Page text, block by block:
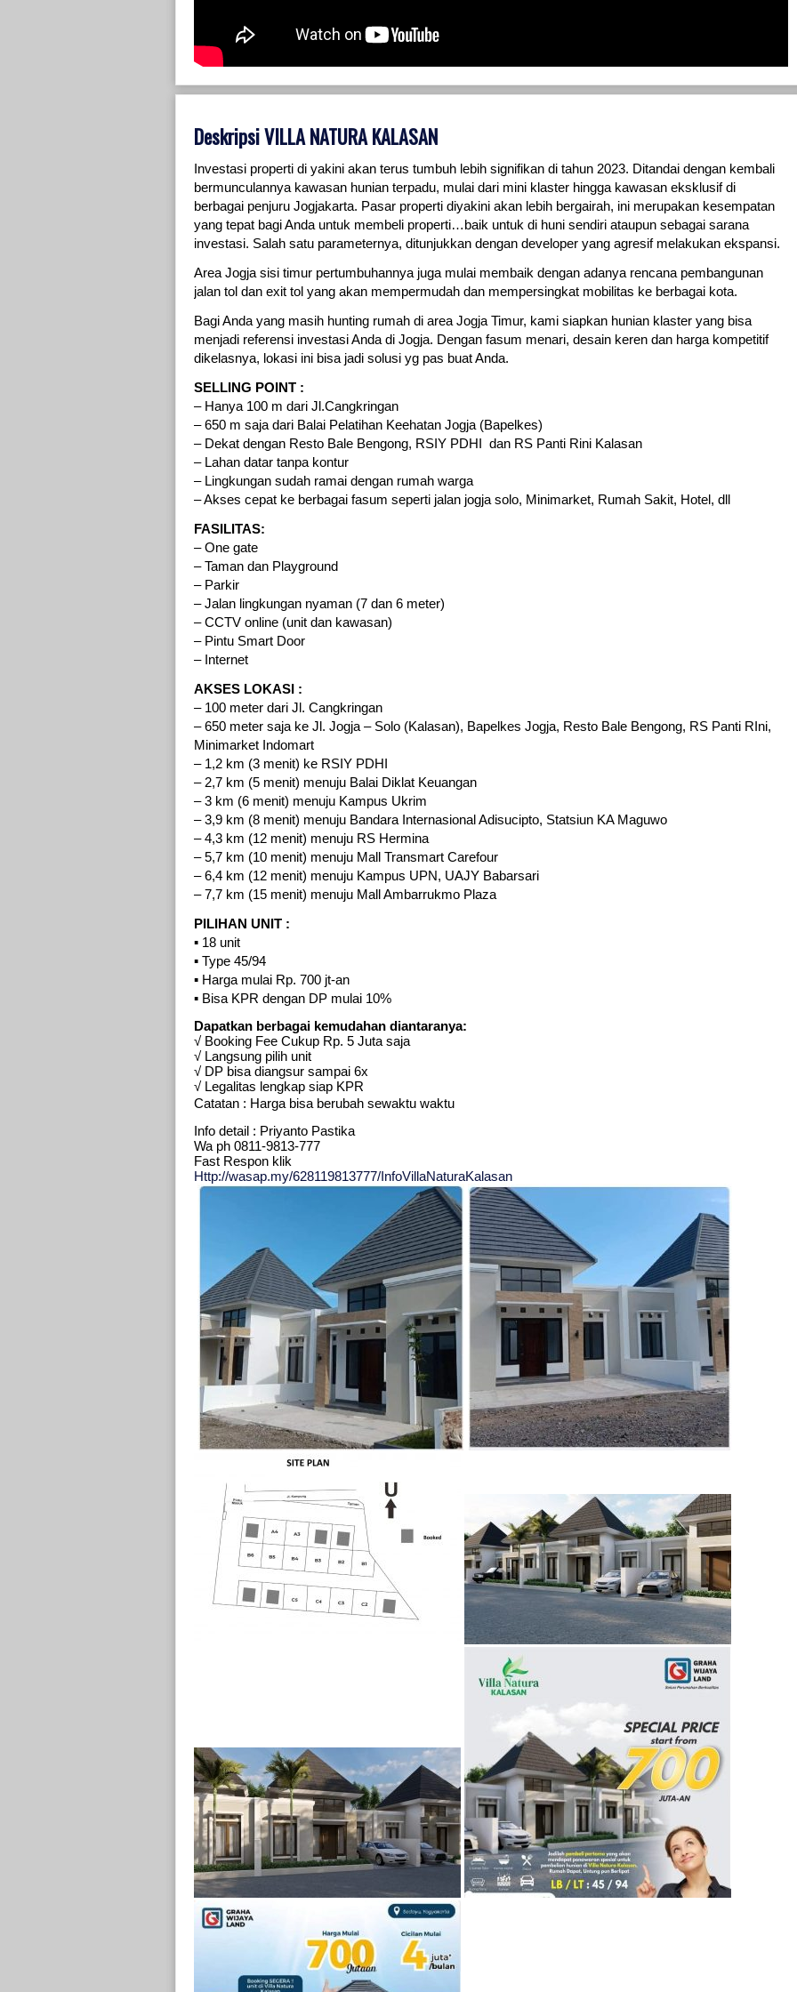
Deskripsi VILLA NATURA KALASAN
Investasi properti di yakini akan terus tumbuh lebih signifikan di tahun 2023. Ditandai dengan kembali
bermunculannya kawasan hunian terpadu, mulai dari mini klaster hingga kawasan eksklusif di
berbagai penjuru Jogjakarta. Pasar properti diyakini akan lebih bergairah, ini merupakan kesempatan
yang tepat bagi Anda untuk membeli properti…baik untuk di huni sendiri ataupun sebagai sarana
investasi. Salah satu parameternya, ditunjukkan dengan developer yang agresif melakukan ekspansi.
Area Jogja sisi timur pertumbuhannya juga mulai membaik dengan adanya rencana pembangunan
jalan tol dan exit tol yang akan mempermudah dan mempersingkat mobilitas ke berbagai kota.
Bagi Anda yang masih hunting rumah di area Jogja Timur, kami siapkan hunian klaster yang bisa
menjadi referensi investasi Anda di Jogja. Dengan fasum menari, desain keren dan harga kompetitif
dikelasnya, lokasi ini bisa jadi solusi yg pas buat Anda.
SELLING POINT :
– Hanya 100 m dari Jl.Cangkringan
– 650 m saja dari Balai Pelatihan Keehatan Jogja (Bapelkes)
– Dekat dengan Resto Bale Bengong, RSIY PDHI dan RS Panti Rini Kalasan
– Lahan datar tanpa kontur
– Lingkungan sudah ramai dengan rumah warga
– Akses cepat ke berbagai fasum seperti jalan jogja solo, Minimarket, Rumah Sakit, Hotel, dll
FASILITAS:
– One gate
– Taman dan Playground
– Parkir
– Jalan lingkungan nyaman (7 dan 6 meter)
– CCTV online (unit dan kawasan)
– Pintu Smart Door
– Internet
AKSES LOKASI :
– 100 meter dari Jl. Cangkringan
– 650 meter saja ke Jl. Jogja – Solo (Kalasan), Bapelkes Jogja, Resto Bale Bengong, RS Panti RIni,
Minimarket Indomart
– 1,2 km (3 menit) ke RSIY PDHI
– 2,7 km (5 menit) menuju Balai Diklat Keuangan
– 3 km (6 menit) menuju Kampus Ukrim
– 3,9 km (8 menit) menuju Bandara Internasional Adisucipto, Statsiun KA Maguwo
– 4,3 km (12 menit) menuju RS Hermina
– 5,7 km (10 menit) menuju Mall Transmart Carefour
– 6,4 km (12 menit) menuju Kampus UPN, UAJY Babarsari
– 7,7 km (15 menit) menuju Mall Ambarrukmo Plaza
PILIHAN UNIT :
▪︎ 18 unit
▪︎ Type 45/94
▪︎ Harga mulai Rp. 700 jt-an
▪︎ Bisa KPR dengan DP mulai 10%
Dapatkan berbagai kemudahan diantaranya:
√ Booking Fee Cukup Rp. 5 Juta saja
√ Langsung pilih unit
√ DP bisa diangsur sampai 6x
√ Legalitas lengkap siap KPR
Catatan : Harga bisa berubah sewaktu waktu
Info detail : Priyanto Pastika
Wa ph 0811-9813-777
Fast Respon klik
Http://wasap.my/628119813777/InfoVillaNaturaKalasan